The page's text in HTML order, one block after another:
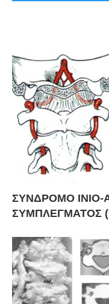
ΣΥΝΔΡΟΜΟ
ΣΥΜΠΛΕΓΜΑΤΟΣ